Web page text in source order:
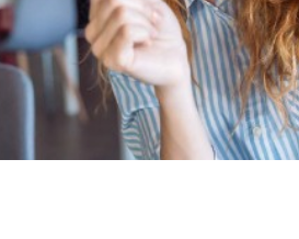
Brussels